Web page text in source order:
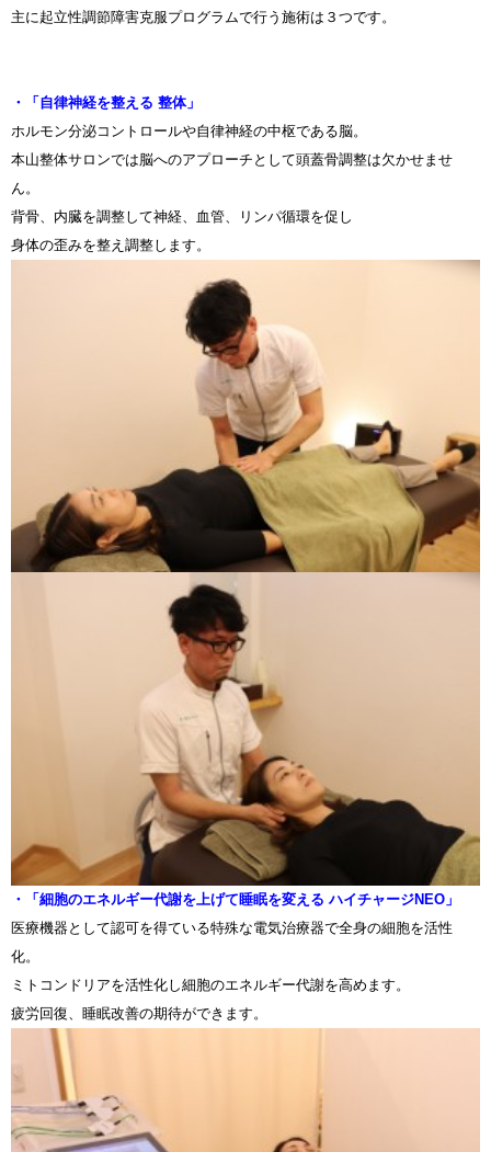
主に起立性調節障害克服プログラムで行う施術は３つです。
・「自律神経を整える 整体」
ホルモン分泌コントロールや自律神経の中枢である脳。
本山整体サロンでは脳へのアプローチとして頭蓋骨調整は欠かせませ
ん。
背骨、内臓を調整して神経、血管、リンパ循環を促し
身体の歪みを整え調整します。
・「細胞のエネルギー代謝を上げて睡眠を変える ハイチャージNEO」
医療機器として認可を得ている特殊な電気治療器で全身の細胞を活性
化。
ミトコンドリアを活性化し細胞のエネルギー代謝を高めます。
疲労回復、睡眠改善の期待ができます。